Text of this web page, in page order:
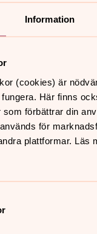
Information
(cookies) är
Här finns
förbättrar din
för
plattformar. Läs
frågor på